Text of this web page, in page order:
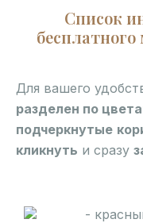
Список
бесплатного
Для вашего
разделен по
подчеркнутые
кликнуть и сразу
-